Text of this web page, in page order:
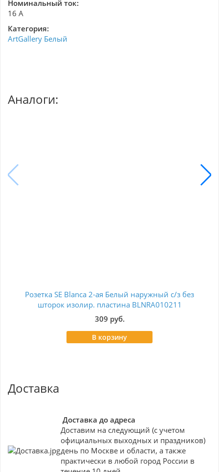
Номинальный ток:
16 А
Категория:
ArtGallery Белый
Аналоги:
Розетка SE Blanca 2-ая Белый наружный с/з без
шторок изолир. пластина BLNRA010211
309 руб.
В корзину
Доставка
Доставка до адреса
Доставим на следующий (с учетом
официальных выходных и праздников)
день по Москве и области, а также
практически в любой город России в